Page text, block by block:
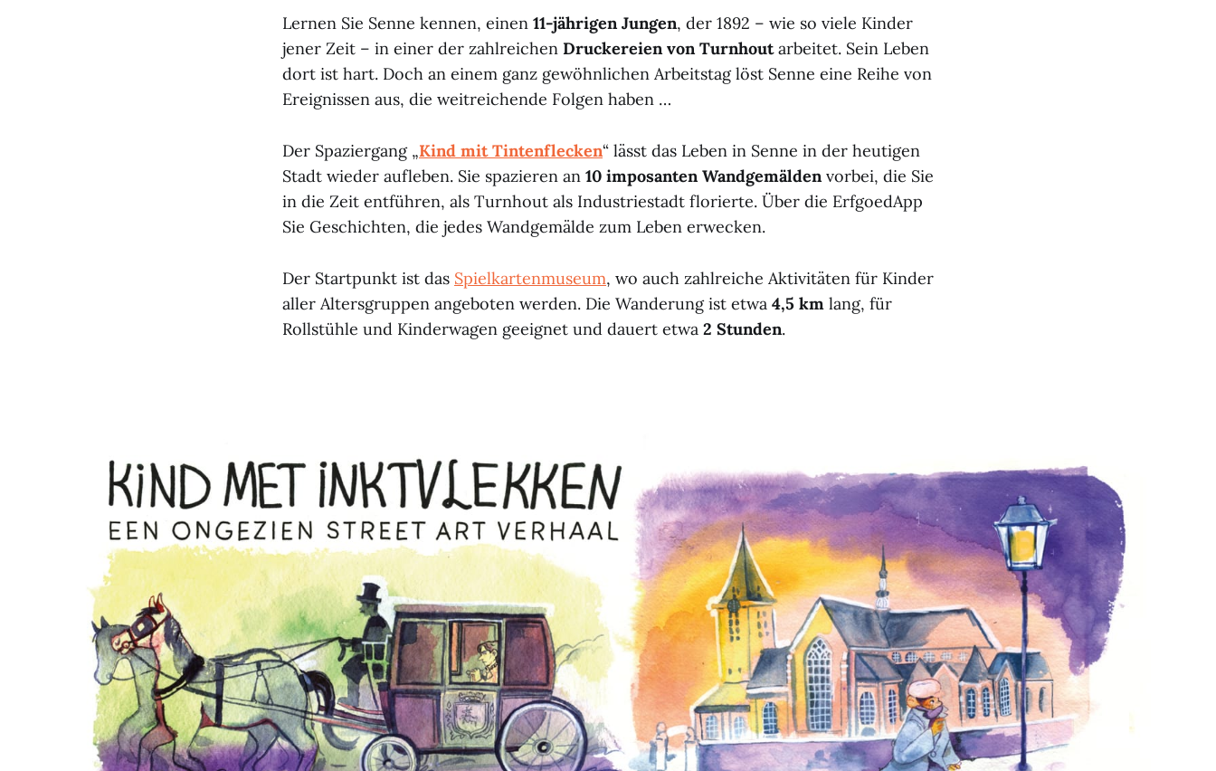
Lernen Sie Senne kennen, einen 11-jährigen Jungen, der 1892 – wie so viele Kinder
jener Zeit – in einer der zahlreichen Druckereien von Turnhoutarbeitet. Sein Leben
dort ist hart. Doch an einem ganz gewöhnlichen Arbeitstag löst Senne eine Reihe von
Ereignissen aus, die weitreichende Folgen haben …
Der Spaziergang „Kind mit Tintenflecken“ lässt das Leben in Senne in der heutigen
Stadt wieder aufleben. Sie spazieren an 10 imposanten Wandgemäldenvorbei, die Sie
in die Zeit entführen, als Turnhout als Industriestadt florierte. Über die ErfgoedApp
Sie Geschichten, die jedes Wandgemälde zum Leben erwecken.
Der Startpunkt ist das Spielkartenmuseum, wo auch zahlreiche Aktivitäten für Kinder
aller Altersgruppen angeboten werden. Die Wanderung ist etwa 4,5 km lang, für
Rollstühle und Kinderwagen geeignet und dauert etwa 2 Stunden.